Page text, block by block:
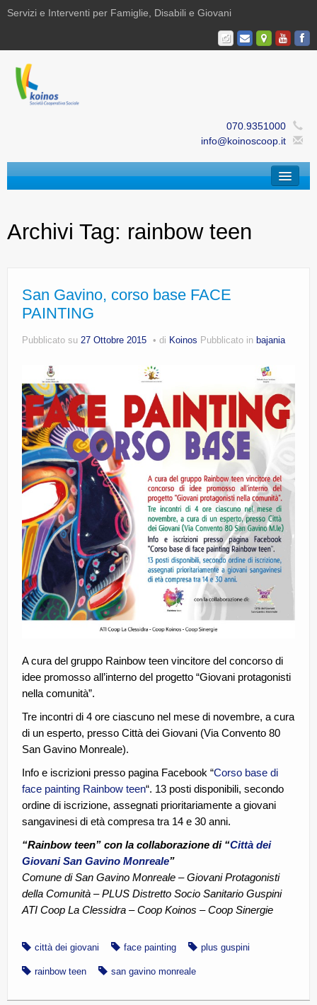
Servizi e Interventi per Famiglie, Disabili e Giovani
070.9351000
info@koinoscoop.it
Area Famiglie e Minori | Efè
Area Giovani | Bajania
Area Ricerca, Documentazione e Formazione |
Whistleblowing
Lavora con noi
Centro Antiviolenza “Feminas” | PLUS Sanluri –
Guspini
Archivi Tag: rainbow teen
San Gavino, corso base FACE
PAINTING
Pubblicato su 27 Ottobre 2015 di Koinos Pubblicato in bajania
A cura del gruppo Rainbow teen vincitore del concorso di
idee promosso all’interno del progetto “Giovani protagonisti
nella comunità”.
Tre incontri di 4 ore ciascuno nel mese di novembre, a cura
di un esperto, presso Città dei Giovani (Via Convento 80
San Gavino Monreale).
Info e iscrizioni presso pagina Facebook “Corso base di
face painting Rainbow teen“. 13 posti disponibili, secondo
ordine di iscrizione, assegnati prioritariamente a giovani
sangavinesi di età compresa tra 14 e 30 anni.
“Rainbow teen” con la collaborazione di “Città dei
Giovani San Gavino Monreale”
Comune di San Gavino Monreale – Giovani Protagonisti
della Comunità – PLUS Distretto Socio Sanitario Guspini
ATI Coop La Clessidra – Coop Koinos – Coop Sinergie
città dei giovani face painting plus guspini
rainbow teen san gavino monreale